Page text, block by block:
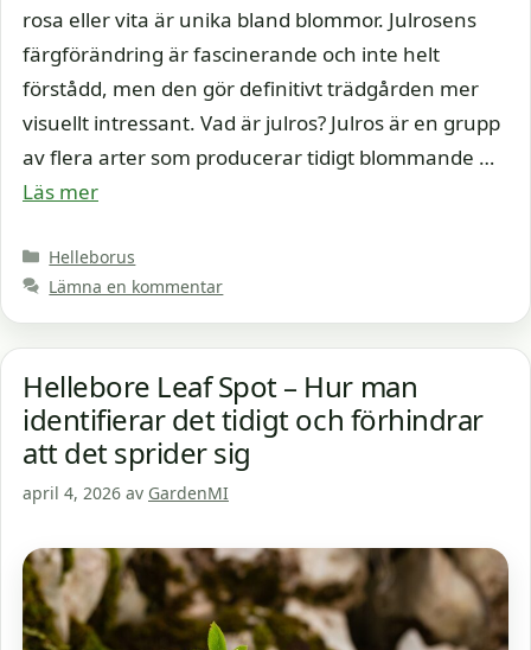
rosa eller vita är unika bland blommor. Julrosens
färgförändring är fascinerande och inte helt
förstådd, men den gör definitivt trädgården mer
visuellt intressant. Vad är julros? Julros är en grupp
av flera arter som producerar tidigt blommande …
Läs mer
Kategorier
Helleborus
Lämna en kommentar
Hellebore Leaf Spot – Hur man
identifierar det tidigt och förhindrar
att det sprider sig
april 4, 2026 av GardenMI